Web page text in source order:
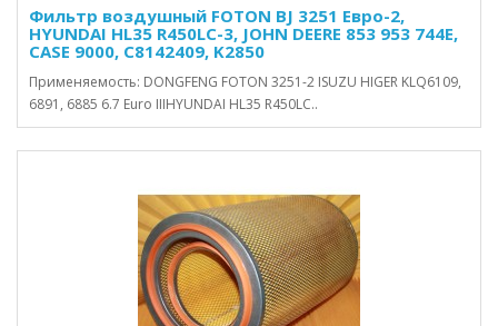
Фильтр воздушный FOTON BJ 3251 Евро-2,
HYUNDAI HL35 R450LC-3, JOHN DEERE 853 953 744E,
CASE 9000, C8142409, K2850
Применяемость: DONGFENG FOTON 3251-2 ISUZU HIGER KLQ6109,
6891, 6885 6.7 Euro IIIHYUNDAI HL35 R450LC..